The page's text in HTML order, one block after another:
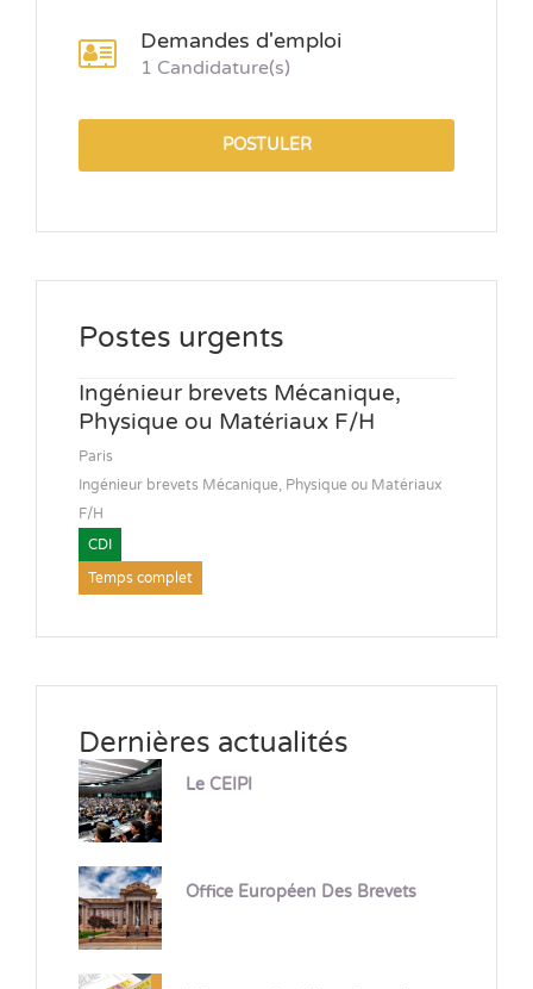
Demandes d'emploi
1 Candidature(s)
POSTULER
Postes urgents
Ingénieur brevets Mécanique,
Physique ou Matériaux F/H
Paris
Ingénieur brevets Mécanique, Physique ou Matériaux
F/H
CDI
Temps complet
Dernières actualités
Le CEIPI
Office Européen Des Brevets